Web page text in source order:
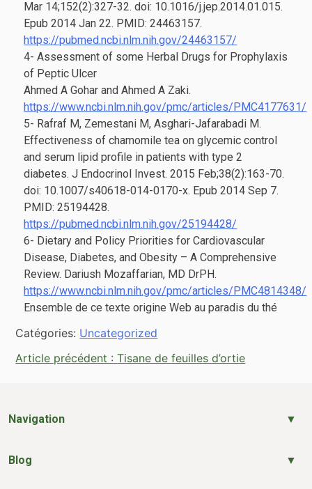
Mar 14;152(2):327-32. doi: 10.1016/j.jep.2014.01.015.
Epub 2014 Jan 22. PMID: 24463157.
https://pubmed.ncbi.nlm.nih.gov/24463157/
4- Assessment of some Herbal Drugs for Prophylaxis
of Peptic Ulcer
Ahmed A Gohar and Ahmed A Zaki.
https://www.ncbi.nlm.nih.gov/pmc/articles/PMC4177631/
5- Rafraf M, Zemestani M, Asghari-Jafarabadi M.
Effectiveness of chamomile tea on glycemic control
and serum lipid profile in patients with type 2
diabetes. J Endocrinol Invest. 2015 Feb;38(2):163-70.
doi: 10.1007/s40618-014-0170-x. Epub 2014 Sep 7.
PMID: 25194428.
https://pubmed.ncbi.nlm.nih.gov/25194428/
6- Dietary and Policy Priorities for Cardiovascular
Disease, Diabetes, and Obesity – A Comprehensive
Review. Dariush Mozaffarian, MD DrPH.
https://www.ncbi.nlm.nih.gov/pmc/articles/PMC4814348/
Ensemble de ce texte origine Web au paradis du thé
Catégories: Uncategorized
Navigation
Article précédent : Tisane de feuilles d’ortie
Navigation
Blog